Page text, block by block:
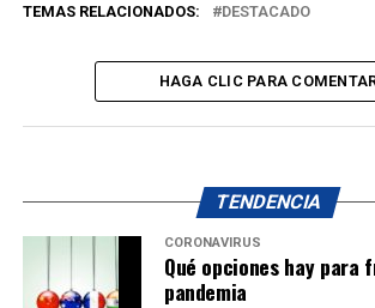
TEMAS RELACIONADOS: DESTACADO
HAGA CLIC PARA
TENDENCIA
CORONAVIRUS
Qué opciones hay para
pandemia